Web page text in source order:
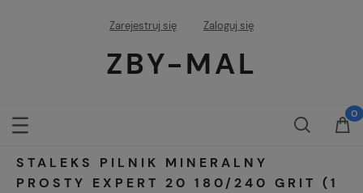
Zarejestruj się Zaloguj się
ZBY-MAL
STALEKS PILNIK MINERALNY
PROSTY EXPERT 20 180/240 GRIT (1